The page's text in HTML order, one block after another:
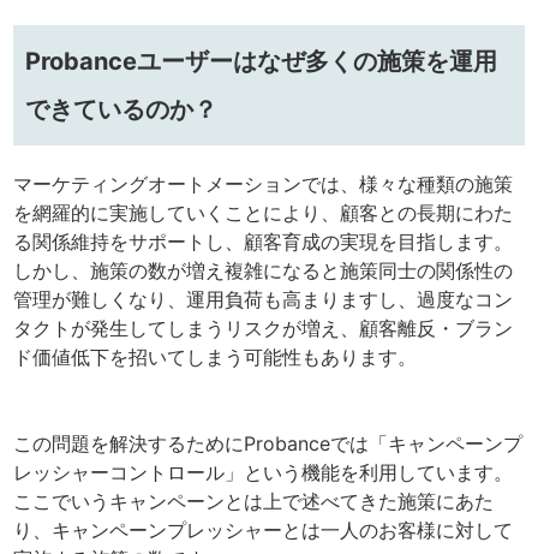
Probanceユーザーはなぜ多くの施策を運用
できているのか？
マーケティングオートメーションでは、様々な種類の施策
を網羅的に実施していくことにより、顧客との長期にわた
る関係維持をサポートし、顧客育成の実現を目指します。
しかし、施策の数が増え複雑になると施策同士の関係性の
管理が難しくなり、運用負荷も高まりますし、過度なコン
タクトが発生してしまうリスクが増え、顧客離反・ブラン
ド価値低下を招いてしまう可能性もあります。
この問題を解決するためにProbanceでは「キャンペーンプ
レッシャーコントロール」という機能を利用しています。
ここでいうキャンペーンとは上で述べてきた施策にあた
り、キャンペーンプレッシャーとは一人のお客様に対して